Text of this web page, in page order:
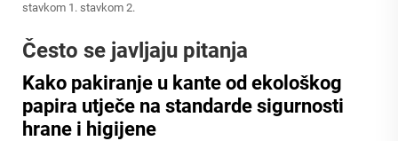
stavkom 1. stavkom 2.
Često se javljaju pitanja
Kako pakiranje u kante od ekološkog
papira utječe na standarde sigurnosti
hrane i higijene